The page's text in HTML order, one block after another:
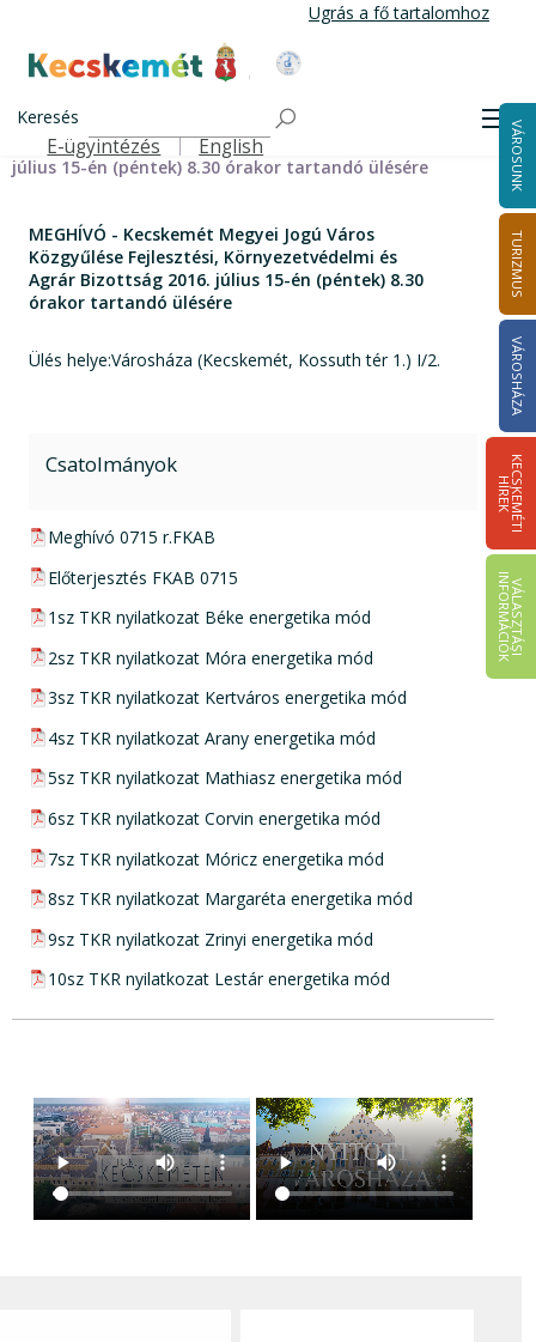
tartalomra
Ugrás a fő tartalomhoz
Kecskemét Város Honlapja
Keresés
Felső navigáció
E-ügyintézés English VÁROSUNK
TURIZMUS
VÁROSHÁZA
K
E
C
S
K
E
M
É
T
I
HÍ
R
E
K
V
Á
L
A
S
Z
T
Á
S
I
IN
F
O
R
M
Á
C
I
Ó
K
MEGHÍVÓ - Kecskemét Megyei Jogú Város Közgyűlése
Fejlesztési, Környezetvédelmi és Agrár Bizottság 2016.
július 15-én (péntek) 8.30 órakor tartandó ülésére
MEGHÍVÓ - Kecskemét Megyei Jogú Város
Közgyűlése Fejlesztési, Környezetvédelmi és
Agrár Bizottság 2016. július 15-én (péntek) 8.30
órakor tartandó ülésére
Ülés helye:Városháza (Kecskemét, Kossuth tér 1.) I/2.
Csatolmányok
pdf csatolmány:
Meghívó 0715 r.FKAB
pdf csatolmány:
Előterjesztés FKAB 0715
pdf csatolmány:
1sz TKR nyilatkozat Béke energetika mód
pdf csatolmány:
2sz TKR nyilatkozat Móra energetika mód
pdf csatolmány:
3sz TKR nyilatkozat Kertváros energetika mód
pdf csatolmány:
4sz TKR nyilatkozat Arany energetika mód
pdf csatolmány:
5sz TKR nyilatkozat Mathiasz energetika mód
pdf csatolmány:
6sz TKR nyilatkozat Corvin energetika mód
pdf csatolmány:
7sz TKR nyilatkozat Móricz energetika mód
pdf csatolmány:
8sz TKR nyilatkozat Margaréta energetika mód
pdf csatolmány:
9sz TKR nyilatkozat Zrinyi energetika mód
pdf csatolmány:
10sz TKR nyilatkozat Lestár energetika mód